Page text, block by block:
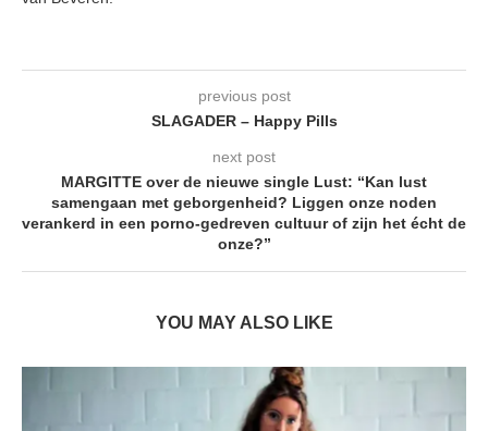
previous post
SLAGADER – Happy Pills
next post
MARGITTE over de nieuwe single Lust: “Kan lust
samengaan met geborgenheid? Liggen onze noden
verankerd in een porno-gedreven cultuur of zijn het écht de
onze?”
YOU MAY ALSO LIKE